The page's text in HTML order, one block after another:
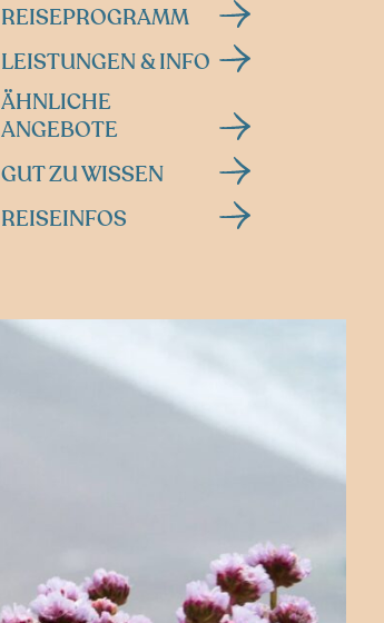
REISEPROGRAMM
LEISTUNGEN & INFO
ÄHNLICHE
ANGEBOTE
GUT ZU WISSEN
REISEINFOS